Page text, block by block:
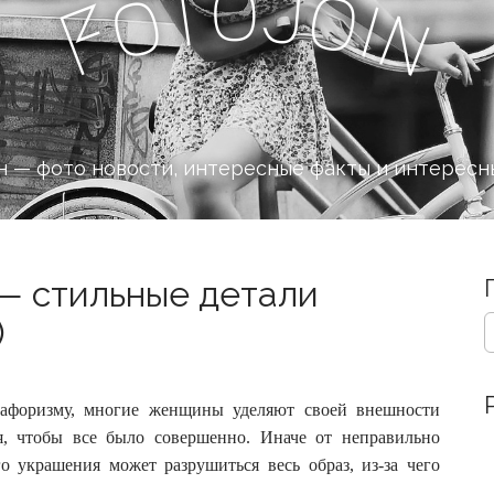
Fo i
n
фото новости, интересные факты и
стильные детали
многие женщины уделяют своей внешности
чтобы все было совершенно. Иначе от неправильно
может разрушиться весь образ, из-за чего
S
e
c